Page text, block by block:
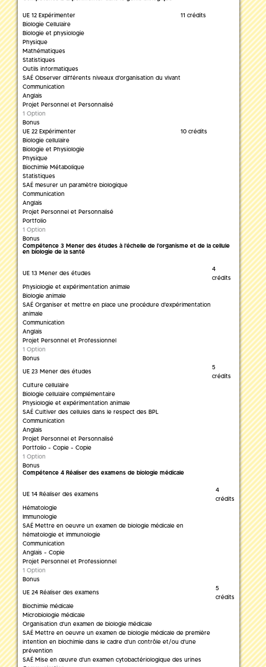
UE 12 Expérimenter
11 crédits
Biologie Cellulaire
Biologie et physiologie
Physique
Mathématiques
Statistiques
Outils informatiques
SAÉ Observer différents niveaux d'organisation du vivant
Communication
Anglais
Projet Personnel et Personnalisé
1 Option
Bonus
UE 22 Expérimenter
10 crédits
Biologie cellulaire
Biologie et Physiologie
Physique
Biochimie Métabolique
Statistiques
SAÉ mesurer un paramètre biologique
Communication
Anglais
Projet Personnel et Personnalisé
Portfolio
1 Option
Bonus
Compétence 3 Mener des études à l'échelle de l'organisme et de la cellule
en biologie de la santé
UE 13 Mener des études
4
crédits
Physiologie et expérimentation animale
Biologie animale
SAÉ Organiser et mettre en place une procédure d'expérimentation
animale
Communication
Anglais
Projet Personnel et Professionnel
1 Option
Bonus
UE 23 Mener des études
5
crédits
Culture cellulaire
Biologie cellulaire complémentaire
Physiologie et expérimentation animale
SAÉ Cultiver des cellules dans le respect des BPL
Communication
Anglais
Projet Personnel et Personnalisé
Portfolio - Copie - Copie
1 Option
Bonus
Compétence 4 Réaliser des examens de biologie médicale
UE 14 Réaliser des examens
4
crédits
Hématologie
Immunologie
SAÉ Mettre en oeuvre un examen de biologie médicale en
hématologie et immunologie
Communication
Anglais - Copie
Projet Personnel et Professionnel
1 Option
Bonus
UE 24 Réaliser des examens
5
crédits
Biochimie médicale
Microbiologie médicale
Organisation d'un examen de biologie médicale
SAÉ Mettre en oeuvre un examen de biologie médicale de première
intention en biochimie dans le cadre d'un contrôle et/ou d'une
prévention
SAÉ Mise en œuvre d'un examen cytobactériologique des urines